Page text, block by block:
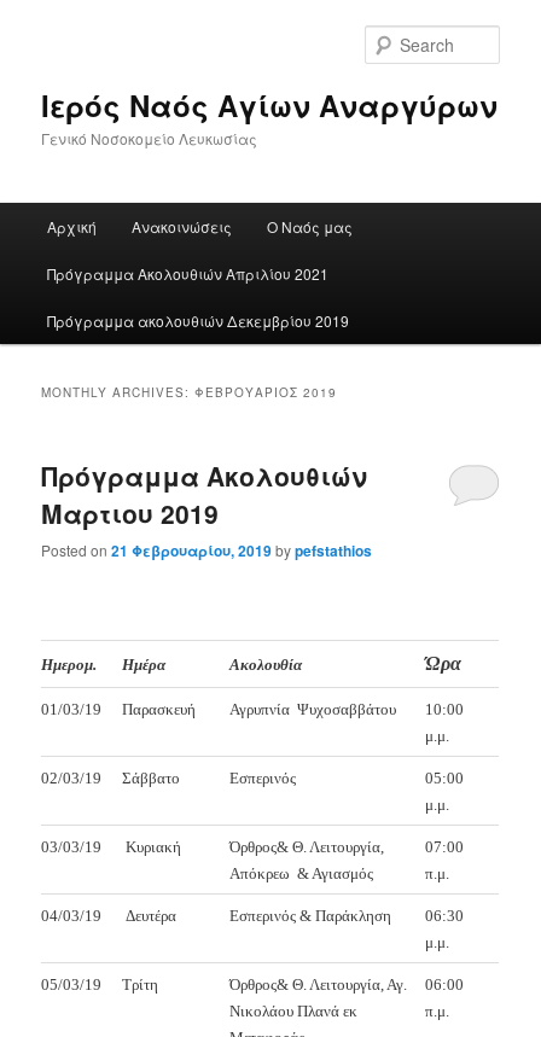
Ιερός Ναός Αγίων Αναργύρων
Γενικό Νοσοκομείο Λευκωσίας
Αρχική Ανακοινώσεις Ο Ναός μας
Πρόγραμμα Ακολουθιών Απριλίου 2021
Πρόγραμμα ακολουθιών Δεκεμβρίου 2019
MONTHLY ARCHIVES:ΦΕΒΡΟΥΆΡΙΟΣ 2019
Πρόγραμμα Ακολουθιών
Μαρτιου 2019
Posted on21 Φεβρουαρίου, 2019bypefstathios
Ημερομ. Ημέρα Ακολουθία Ώρα
01/03/19 Παρασκευή Αγρυπνία Ψυχοσαββάτου
10:00
μ.μ.
02/03/19 Σάββατο Εσπερινός
05:00
μ.μ.
03/03/19 Κυριακή
Όρθρος& Θ. Λειτουργία,
Απόκρεω & Αγιασμός
07:00
π.μ.
04/03/19 Δευτέρα Εσπερινός & Παράκληση
06:30
μ.μ.
05/03/19 Τρίτη
Όρθρος& Θ. Λειτουργία, Αγ.
Νικολάου Πλανά εκ
06:00
π.μ.